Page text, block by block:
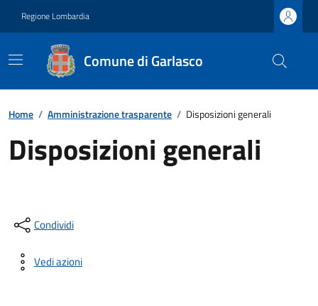
Regione Lombardia
Comune di Garlasco
Home / Amministrazione trasparente / Disposizioni generali
Disposizioni generali
Condividi
Vedi azioni